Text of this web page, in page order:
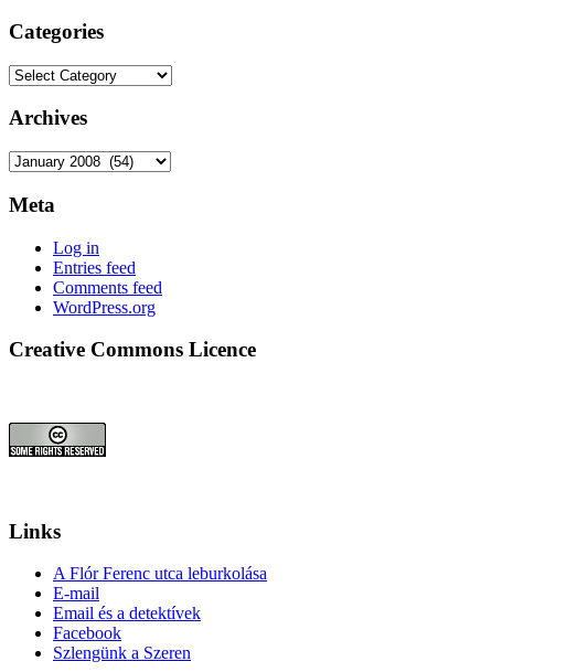
Categories
Categories
Archives
Archives
Meta
Log in
Entries feed
Comments feed
WordPress.org
Creative Commons Licence
Links
A Flór Ferenc utca leburkolása
E-mail
Email és a detektívek
Facebook
Szlengünk a Szeren